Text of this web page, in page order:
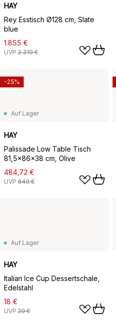
HAY
Rey Esstisch Ø128 cm, Slate
blue
1.855 €
UVP 2.319 €
Auf Lager
HAY
Palissade Low Table Tisch
81,5x86x38 cm, Olive
484,72 €
UVP 649 €
-25%
Auf Lager
HAY
Italian Ice Cup Dessertschale,
Edelstahl
18 €
UVP 29 €